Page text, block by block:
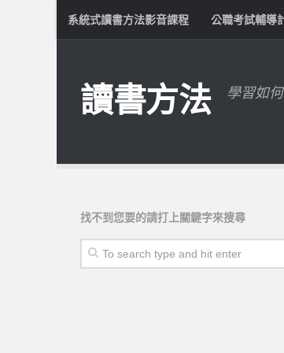
系統式讀書方法影音課程 公職考試輔導
讀書方法 學習如
找不到您要的請打上關鍵字來搜尋